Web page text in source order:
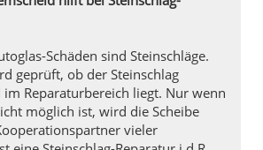
Schäden sind Steinschläge.
geprüft, ob der Steinschlag
Reparaturbereich liegt. Nur wenn
möglich ist, wird die Scheibe
vieler